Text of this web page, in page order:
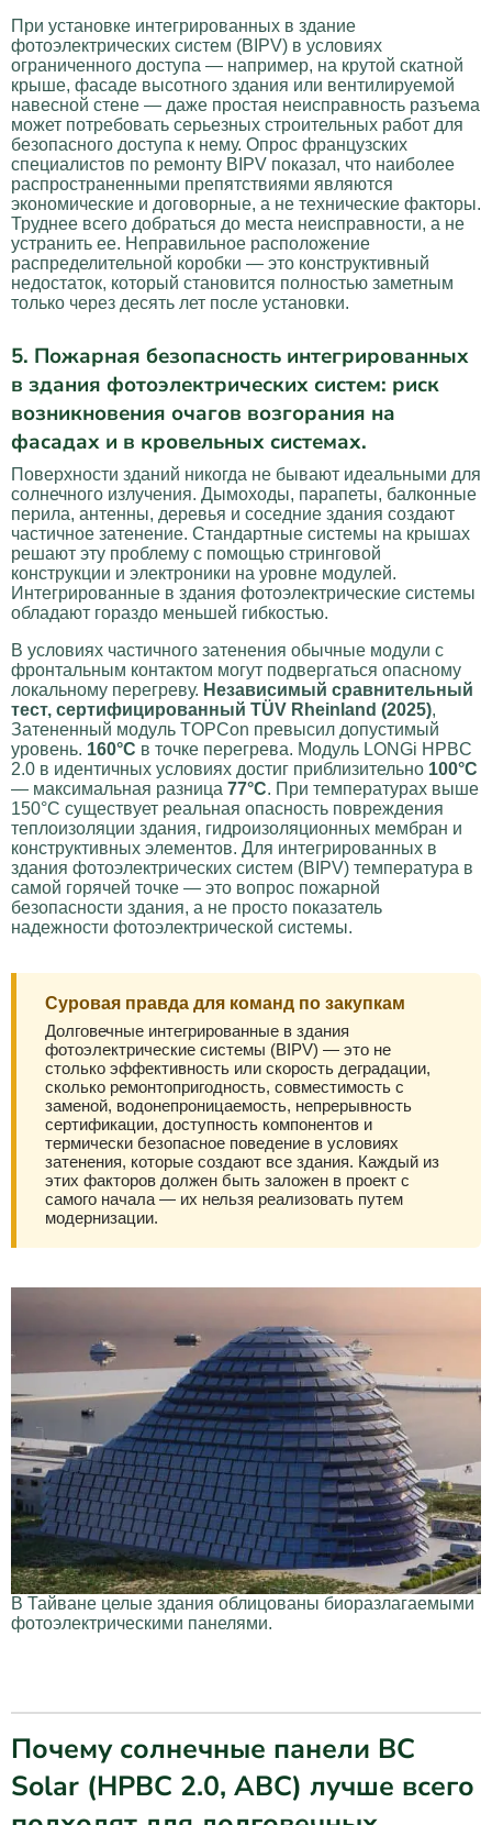
При установке интегрированных в здание
фотоэлектрических систем (BIPV) в условиях
ограниченного доступа — например, на крутой скатной
крыше, фасаде высотного здания или вентилируемой
навесной стене — даже простая неисправность разъема
может потребовать серьезных строительных работ для
безопасного доступа к нему. Опрос французских
специалистов по ремонту BIPV показал, что наиболее
распространенными препятствиями являются
экономические и договорные, а не технические факторы.
Труднее всего добраться до места неисправности, а не
устранить ее. Неправильное расположение
распределительной коробки — это конструктивный
недостаток, который становится полностью заметным
только через десять лет после установки.
5. Пожарная безопасность интегрированных
в здания фотоэлектрических систем: риск
возникновения очагов возгорания на
фасадах и в кровельных системах.
Поверхности зданий никогда не бывают идеальными для
солнечного излучения. Дымоходы, парапеты, балконные
перила, антенны, деревья и соседние здания создают
частичное затенение. Стандартные системы на крышах
решают эту проблему с помощью стринговой
конструкции и электроники на уровне модулей.
Интегрированные в здания фотоэлектрические системы
обладают гораздо меньшей гибкостью.
В условиях частичного затенения обычные модули с
фронтальным контактом могут подвергаться опасному
локальному перегреву. Независимый сравнительный
тест, сертифицированный TÜV Rheinland (2025),
Затененный модуль TOPCon превысил допустимый
уровень. 160°C в точке перегрева. Модуль LONGi HPBC
2.0 в идентичных условиях достиг приблизительно 100°C
— максимальная разница 77°C. При температурах выше
150°C существует реальная опасность повреждения
теплоизоляции здания, гидроизоляционных мембран и
конструктивных элементов. Для интегрированных в
здания фотоэлектрических систем (BIPV) температура в
самой горячей точке — это вопрос пожарной
безопасности здания, а не просто показатель
надежности фотоэлектрической системы.
Суровая правда для команд по закупкам
Долговечные интегрированные в здания
фотоэлектрические системы (BIPV) — это не
столько эффективность или скорость деградации,
сколько ремонтопригодность, совместимость с
заменой, водонепроницаемость, непрерывность
сертификации, доступность компонентов и
термически безопасное поведение в условиях
затенения, которые создают все здания. Каждый из
этих факторов должен быть заложен в проект с
самого начала — их нельзя реализовать путем
модернизации.
В Тайване целые здания облицованы биоразлагаемыми
фотоэлектрическими панелями.
Почему солнечные панели BC
Solar (HPBC 2.0, ABC) лучше всего